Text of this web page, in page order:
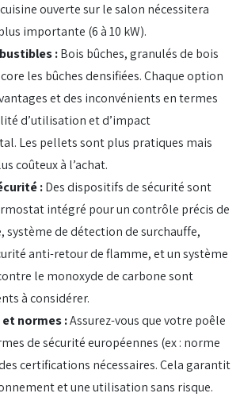
ouverte sur le salon nécessitera
importante (6 à 10 kW).
:Bois bûches, granulés de bois
les bûches densifiées. Chaque option
et des inconvénients en termes
d’utilisation et d’impact
Les pellets sont plus pratiques mais
coûteux à l’achat.
:Des dispositifs de sécurité sont
intégré pour un contrôle précis de
système de détection de surchauffe,
anti-retour de flamme, et un système
le monoxyde de carbone sont
à considérer.
normes :Assurez-vous que votre poêle
de sécurité européennes (ex : norme
certifications nécessaires. Cela garantit
et une utilisation sans risque.